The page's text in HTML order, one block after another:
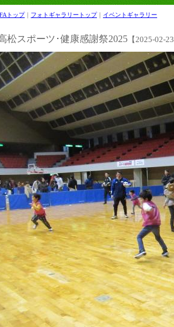
トップ｜ フォトギャラリートップ｜ イベントギャラリー
松スポーツ･健康感謝祭2025 【2025-02-